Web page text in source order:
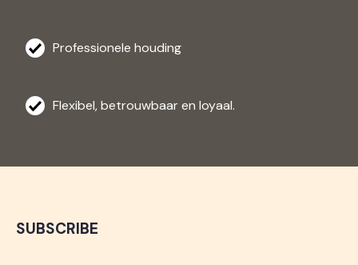
Professionele houding
Flexibel, betrouwbaar en loyaal.
SUBSCRIBE